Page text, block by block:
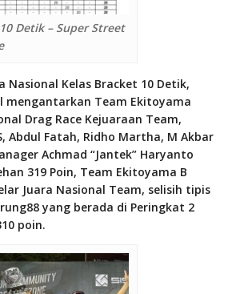
Detik – Super Street
Nasional Kelas Bracket 10 Detik,
mengantarkan Team Ekitoyama
Drag Race Kejuaraan Team,
Abdul Fatah, Ridho Martha, M Akbar
Achmad “Jantek” Haryanto
319 Poin, Team Ekitoyama B
Juara Nasional Team, selisih tipis
yang berada di Peringkat 2
poin.